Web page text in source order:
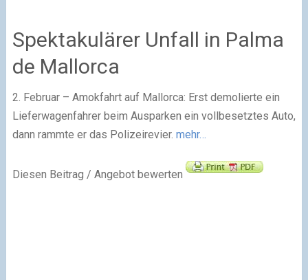
Spektakulärer Unfall in Palma
de Mallorca
2. Februar – Amokfahrt auf Mallorca: Erst demolierte ein
Lieferwagenfahrer beim Ausparken ein vollbesetztes Auto,
dann rammte er das Polizeirevier. mehr…
Diesen Beitrag / Angebot bewerten